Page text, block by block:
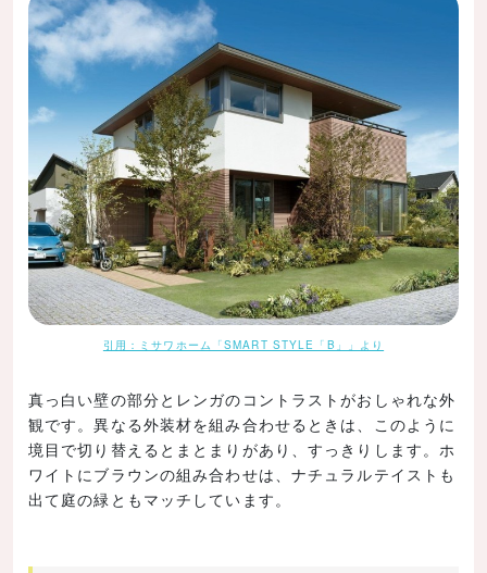
引用：ミサワホーム「SMART STYLE「B」」より
真っ白い壁の部分とレンガのコントラストがおしゃれな外
観です。異なる外装材を組み合わせるときは、このように
境目で切り替えるとまとまりがあり、すっきりします。ホ
ワイトにブラウンの組み合わせは、ナチュラルテイストも
出て庭の緑ともマッチしています。